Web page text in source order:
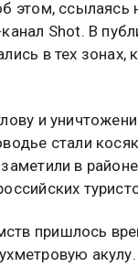
этом, ссылаясь
Shot. В
в тех
и
стали
в
пришлось